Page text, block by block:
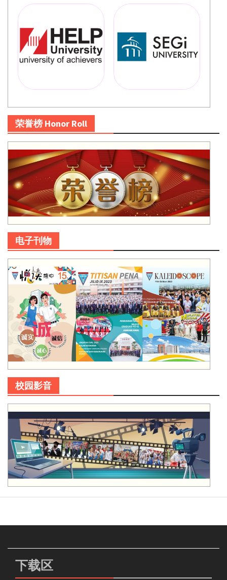
荣誉榜 Honor Roll
电子刊物
校园影音
下载区